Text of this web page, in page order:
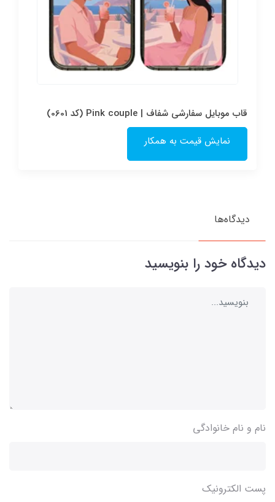
قاب موبایل سفارشی شفاف | Pink couple (کد 0601)
نمایش قیمت به همکار
دیدگاه‌ها
دیدگاه خود را بنویسید
نام و نام خانوادگی
پست الکترونیک